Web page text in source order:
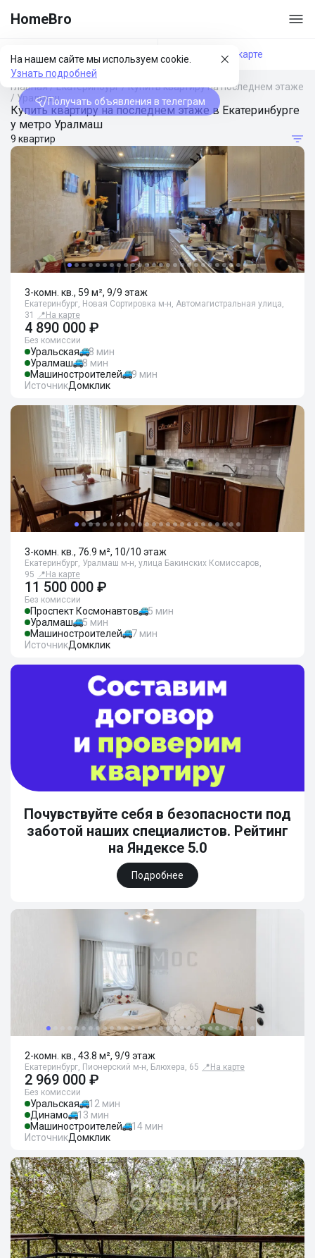
HomeBro
На нашем сайте мы используем cookie.
Узнать подробней
Получать объявления в телеграм
Фильтры На карте
Главная/Екатеринбург/Купить квартиру на последнем этаже
/ Уралмаш
Купить квартиру на последнем этаже в Екатеринбурге
у метро Уралмаш
9 квартир
3-комн. кв., 59 м², 9/9 этаж
Екатеринбург, Новая Сортировка м-н, Автомагистральная улица,
31
📍 На карте
4 890 000 ₽
Без комиссии
Уральская
8 мин
Уралмаш
8 мин
Машиностроителей
9 мин
ИсточникДомклик
3-комн. кв., 76.9 м², 10/10 этаж
Екатеринбург, Уралмаш м-н, улица Бакинских Комиссаров,
95 📍 На карте
11 500 000 ₽
Без комиссии
Проспект Космонавтов
5 мин
Уралмаш
5 мин
Машиностроителей
7 мин
ИсточникДомклик
Почувствуйте себя в безопасности под
заботой наших специалистов. Рейтинг
на Яндексе 5.0
Подробнее
2-комн. кв., 43.8 м², 9/9 этаж
Екатеринбург, Пионерский м-н, Блюхера, 65 📍 На карте
2 969 000 ₽
Без комиссии
Уральская
12 мин
Динамо
13 мин
Машиностроителей
14 мин
ИсточникДомклик